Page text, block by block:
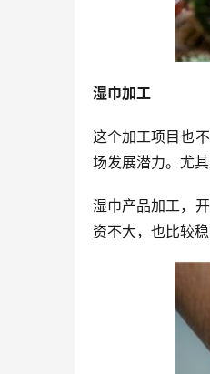
湿巾加工
这个加工项目也
场发展潜力。尤
湿巾产品加工，
资不大，也比较